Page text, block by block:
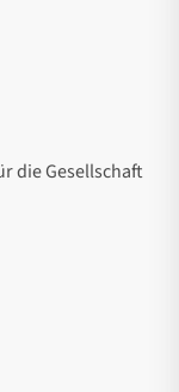
die Gesellschaft